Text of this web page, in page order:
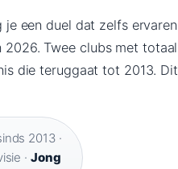
een duel dat zelfs ervaren
Twee clubs met totaal
die teruggaat tot 2013. Dit
2013 ·
· Jong